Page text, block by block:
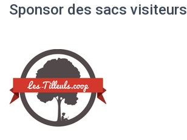
Sponsor des sacs visiteurs